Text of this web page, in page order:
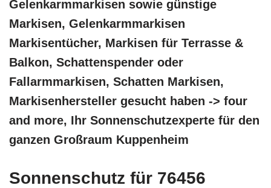
Gelenkarmmarkisen sowie günstige
Markisen, Gelenkarmmarkisen
Markisentücher, Markisen für Terrasse &
Balkon, Schattenspender oder
Fallarmmarkisen, Schatten Markisen,
Markisenhersteller gesucht haben -> four
and more, Ihr Sonnenschutzexperte für den
ganzen Großraum Kuppenheim
Sonnenschutz für 76456